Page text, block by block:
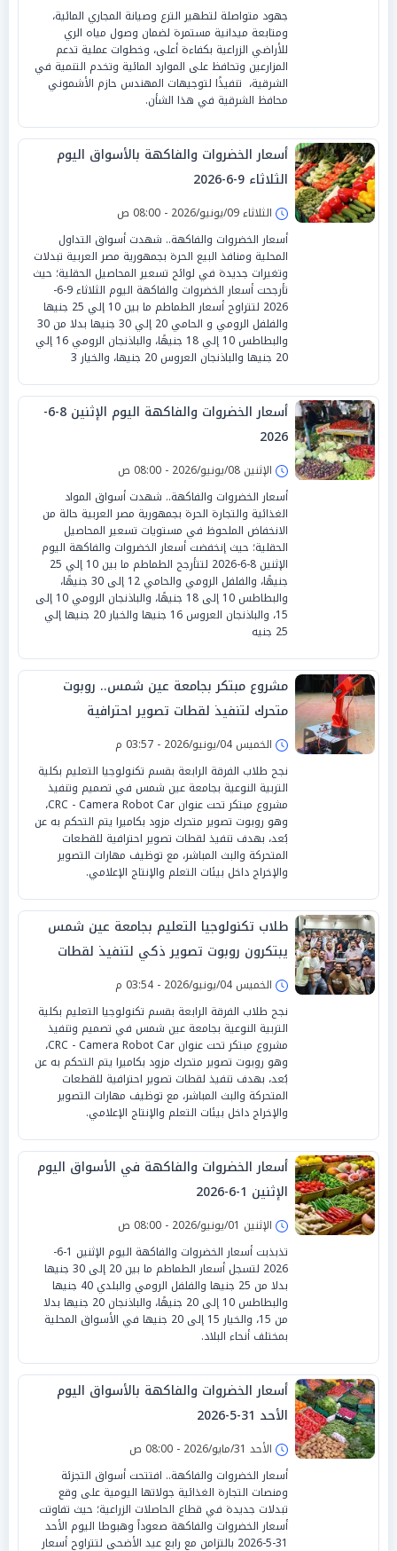
جهود متواصلة لتطهير الترع وصيانة المجاري المائية،
ومتابعة ميدانية مستمرة لضمان وصول مياه الري
للأراضي الزراعية بكفاءة أعلى، وخطوات عملية تدعم
المزارعين وتحافظ على الموارد المائية وتخدم التنمية في
الشرقية، ‏ تنفيذًا لتوجيهات المهندس حازم الأشموني
محافظ الشرقية في هذا الشأن.
أسعار الخضروات والفاكهة بالأسواق اليوم
الثلاثاء 9-6-2026
الثلاثاء 09/يونيو/2026 - 08:00 ص
أسعار الخضروات والفاكهة.. شهدت أسواق التداول
المحلية ومنافذ البيع الحرة بجمهورية مصر العربية تبدلات
وتغيرات جديدة في لوائح تسعير المحاصيل الحقلية؛ حيث
تأرجحت أسعار الخضروات والفاكهة اليوم الثلاثاء 9-6-
2026 لتتراوح أسعار الطماطم ما بين 10 إلي 25 جنيها
والفلفل الرومي و الحامي 20 إلي 30 جنيها بدلا من 30
والبطاطس 10 إلي 18 جنيهًا، والباذنجان الرومي 16 إلي
20 جنيها والباذنجان العروس 20 جنيها، والخيار 3
أسعار الخضروات والفاكهة اليوم الإثنين 8-6-
2026
الإثنين 08/يونيو/2026 - 08:00 ص
أسعار الخضروات والفاكهة.. شهدت أسواق المواد
الغذائية والتجارة الحرة بجمهورية مصر العربية حالة من
الانخفاض الملحوظ في مستويات تسعير المحاصيل
الحقلية؛ حيث إنخفضت أسعار الخضروات والفاكهة اليوم
الإثنين 8-6-2026 لتتأرجح الطماطم ما بين 10 إلي 25
جنيهًا، والفلفل الرومي والحامي 12 إلى 30 جنيهًا،
والبطاطس 10 إلى 18 جنيهًا، والباذنجان الرومي 10 إلى
15، والباذنجان العروس 16 جنيها والخيار 20 جنيها إلي
25 جنيه
مشروع مبتكر بجامعة عين شمس.. روبوت
متحرك لتنفيذ لقطات تصوير احترافية
الخميس 04/يونيو/2026 - 03:57 م
نجح طلاب الفرقة الرابعة بقسم تكنولوجيا التعليم بكلية
التربية النوعية بجامعة عين شمس في تصميم وتنفيذ
مشروع مبتكر تحت عنوان CRC - Camera Robot Car،
وهو روبوت تصوير متحرك مزود بكاميرا يتم التحكم به عن
بُعد، بهدف تنفيذ لقطات تصوير احترافية للقطعات
المتحركة والبث المباشر، مع توظيف مهارات التصوير
والإخراج داخل بيئات التعلم والإنتاج الإعلامي.
طلاب تكنولوجيا التعليم بجامعة عين شمس
يبتكرون روبوت تصوير ذكي لتنفيذ لقطات
احترافية ودعم إنتاج الفيديو التعليمي
الخميس 04/يونيو/2026 - 03:54 م
نجح طلاب الفرقة الرابعة بقسم تكنولوجيا التعليم بكلية
التربية النوعية بجامعة عين شمس في تصميم وتنفيذ
مشروع مبتكر تحت عنوان CRC - Camera Robot Car،
وهو روبوت تصوير متحرك مزود بكاميرا يتم التحكم به عن
بُعد، بهدف تنفيذ لقطات تصوير احترافية للقطعات
المتحركة والبث المباشر، مع توظيف مهارات التصوير
والإخراج داخل بيئات التعلم والإنتاج الإعلامي.
أسعار الخضروات والفاكهة في الأسواق اليوم
الإثنين 1-6-2026
الإثنين 01/يونيو/2026 - 08:00 ص
تذبذبت أسعار الخضروات والفاكهة اليوم الإثنين 1-6-
2026 لتسجل أسعار الطماطم ما بين 20 إلى 30 جنيها
بدلا من 25 جنيها والفلفل الرومي والبلدي 40 جنيها
والبطاطس 10 إلى 20 جنيهًا، والباذنجان 20 جنيها بدلا
من 15، والخيار 15 إلى 20 جنيها في الأسواق المحلية
بمختلف أنحاء البلاد.
أسعار الخضروات والفاكهة بالأسواق اليوم
الأحد 31-5-2026
الأحد 31/مايو/2026 - 08:00 ص
أسعار الخضروات والفاكهة.. افتتحت أسواق التجزئة
ومنصات التجارة الغذائية جولاتها اليومية على وقع
تبدلات جديدة في قطاع الحاصلات الزراعية؛ حيث تفاوتت
أسعار الخضروات والفاكهة صعوداً وهبوطا اليوم الأحد
31-5-2026 بالتزامن مع رابع عيد الأضحى لتتراوح أسعار